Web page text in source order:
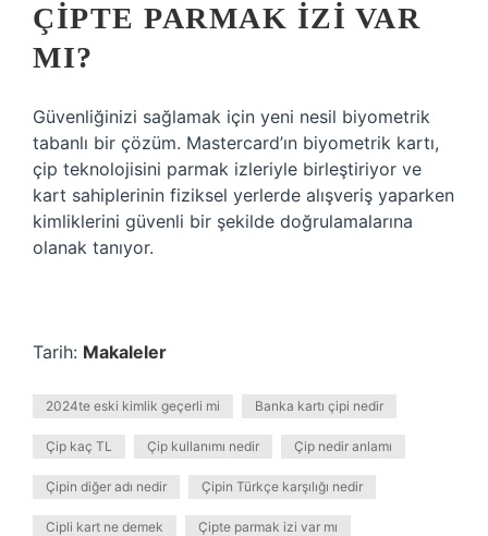
ÇIPTE PARMAK IZI VAR
MI?
Güvenliğinizi sağlamak için yeni nesil biyometrik
tabanlı bir çözüm. Mastercard’ın biyometrik kartı,
çip teknolojisini parmak izleriyle birleştiriyor ve
kart sahiplerinin fiziksel yerlerde alışveriş yaparken
kimliklerini güvenli bir şekilde doğrulamalarına
olanak tanıyor.
Tarih: Makaleler
2024te eski kimlik geçerli mi Banka kartı çipi nedir
Çip kaç TL Çip kullanımı nedir Çip nedir anlamı
Çipin diğer adı nedir Çipin Türkçe karşılığı nedir
Cipli kart ne demek Çipte parmak izi var mı